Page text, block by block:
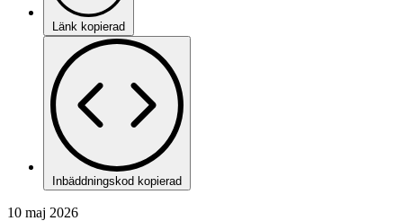
Länk kopierad
Inbäddningskod kopierad
10 maj 2026